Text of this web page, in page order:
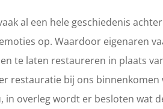
al een hele geschiedenis
op. Waardoor eigenaren
te laten restaureren in plaats
restauratie bij ons
in overleg wordt er besloten wat